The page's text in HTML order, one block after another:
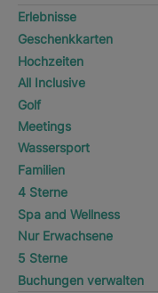
Erlebnisse
Geschenkkarten
Hochzeiten
All Inclusive
Golf
Meetings
Wassersport
Familien
4 Sterne
Spa and Wellness
Nur Erwachsene
5 Sterne
Buchungen verwalten